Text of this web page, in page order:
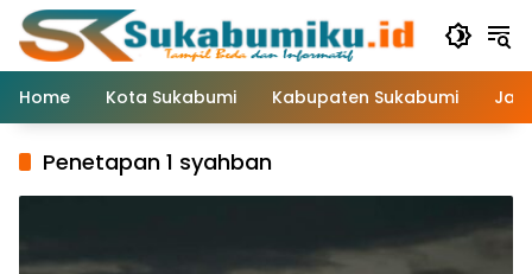
Langsung
konten
Home
Kota Sukabumi Kabupaten Sukabumi
Penetapan 1 syahban